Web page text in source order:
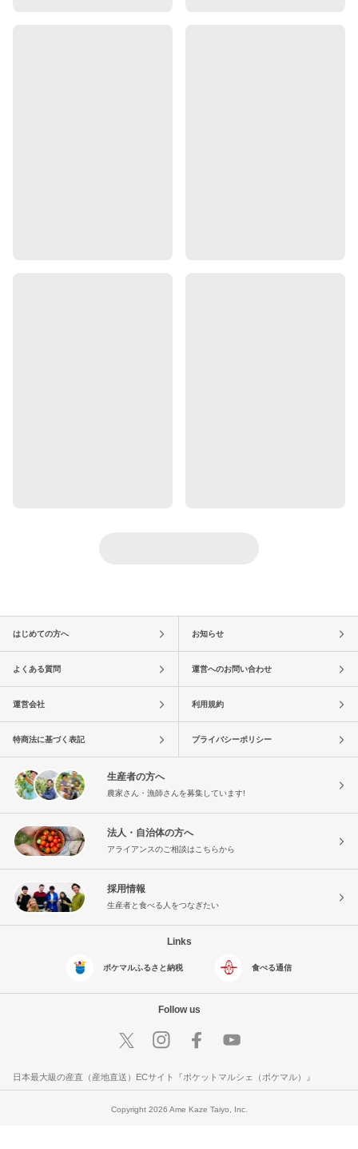
はじめての方へ お知らせ
よくある質問 運営へのお問い合わせ
運営会社 利用規約
特商法に基づく表記 プライバシーポリシー
生産者の方へ
農家さん・漁師さんを募集しています!
法人・自治体の方へ
アライアンスのご相談はこちらから
採用情報
生産者と食べる人をつなぎたい
Links
ポケマルふるさと納税 食べる通信
Follow us
日本最大級の産直（産地直送）ECサイト『ポケットマルシェ（ポケマル）』
Copyright 2026 Ame Kaze Taiyo, Inc.